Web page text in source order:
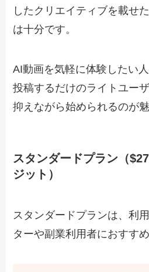
したクリエイティブを載せ
は十分です。
AI動画を気軽に体験したい
投稿するだけのライトユー
抑えながら始められるのが魅
スタンダードプラン（
ジット）
スタンダードプランは、利
ターや副業利用者におすすめ